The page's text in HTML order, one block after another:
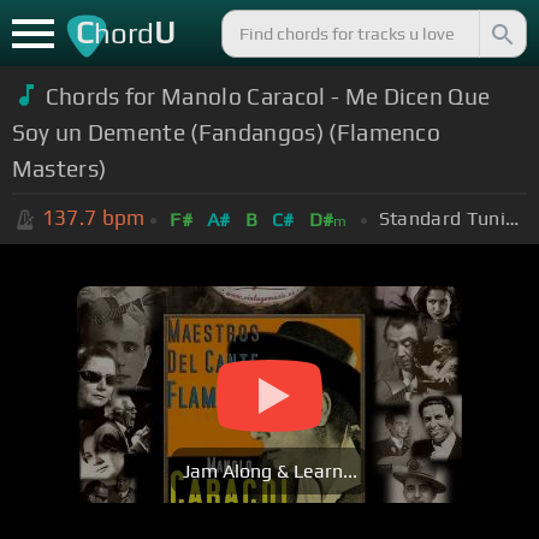
ChordU
Chords for Manolo Caracol - Me Dicen Que
Soy un Demente (Fandangos) (Flamenco
Masters)
137.7 bpm F# A# B C# D#m Standard Tuning (EADGBE)
Jam Along & Learn...